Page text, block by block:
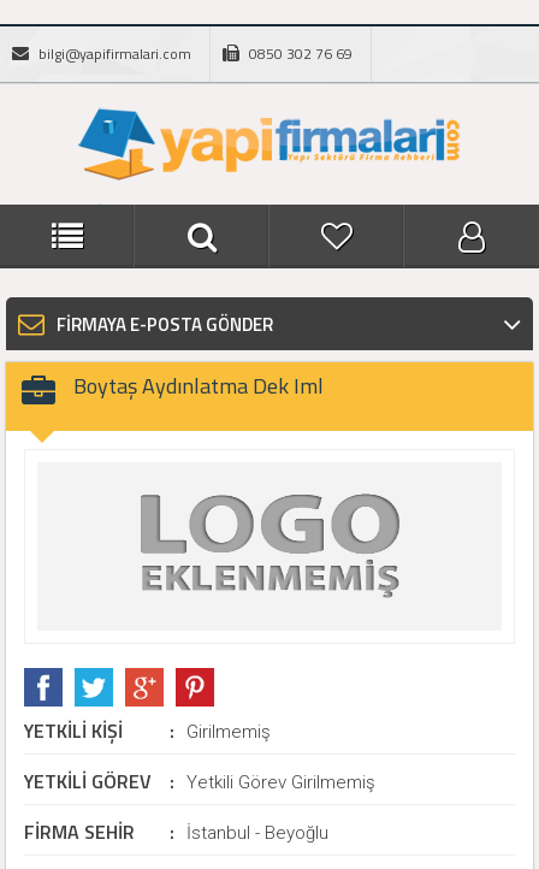
bilgi@yapifirmalari.com 0850 302 76 69
FİRMAYA E-POSTA GÖNDER
Boytaş Aydınlatma Dek Iml
YETKİLİ KİŞİ : Girilmemiş
YETKİLİ GÖREV : Yetkili Görev Girilmemiş
FİRMA SEHİR : İstanbul - Beyoğlu